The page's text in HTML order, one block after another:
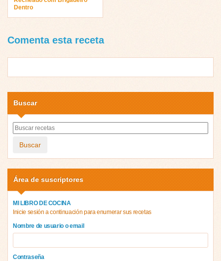
Dentro
Comenta esta receta
Buscar
Buscar
Área de suscriptores
MI LIBRO DE COCINA
Inicie sesión a continuación para enumerar sus recetas
Nombre de usuario o email
Contraseña